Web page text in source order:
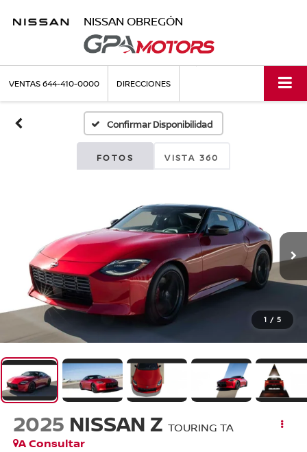
NISSAN OBREGÓN
VENTAS644-410-0000 DIRECCIONES
Confirmar Disponibilidad
FOTOS VISTA 360
1 / 5
2025 NISSAN Z TOURING TA
A Consultar